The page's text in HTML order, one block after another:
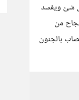
شئ ويفسد
من
بالجنون